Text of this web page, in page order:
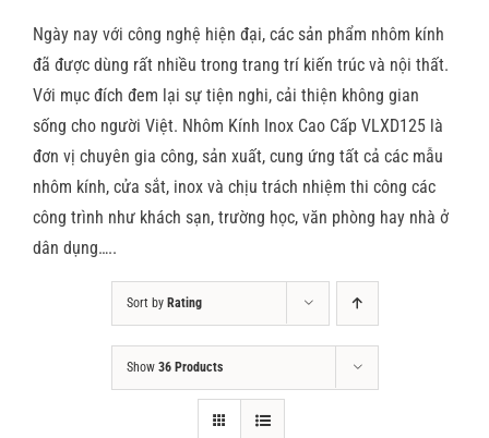
Giới thiệu
Sản Phẩm – Dịch Vụ
Dự Án & Đối Tác
Tin tức
Liên hệ
Ngày nay với công nghệ hiện đại, các sản phẩm nhôm kính
đã được dùng rất nhiều trong trang trí kiến trúc và nội thất.
Với mục đích đem lại sự tiện nghi, cải thiện không gian
sống cho người Việt. Nhôm Kính Inox Cao Cấp VLXD125 là
đơn vị chuyên gia công, sản xuất, cung ứng tất cả các mẫu
nhôm kính, cửa sắt, inox và chịu trách nhiệm thi công các
công trình như khách sạn, trường học, văn phòng hay nhà ở
dân dụng…..
Sort by Rating
Show 36 Products